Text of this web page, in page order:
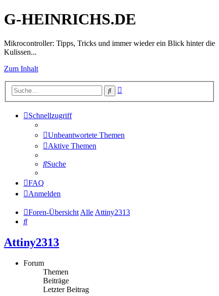
G-HEINRICHS.DE
Mikrocontroller: Tipps, Tricks und immer wieder ein Blick hinter die
Kulissen...
Zum Inhalt
Suche
Schnellzugriff
Unbeantwortete Themen
Aktive Themen
Suche
FAQ
Anmelden
Foren-ÜbersichtAlleAttiny2313
Suche
Attiny2313
Forum
Themen
Beiträge
Letzter Beitrag